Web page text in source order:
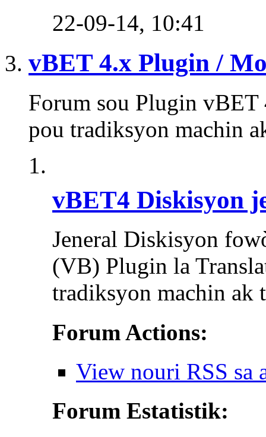
22-09-14, 10:41
vBET 4.x Plugin /
Forum sou Plugin
pou tradiksyon machin
vBET4 Diskisyon
Jeneral Diskisyon
(VB) Plugin la
tradiksyon machin ak
Forum Actions:
View nouri RSS sa
Forum Estatistik: